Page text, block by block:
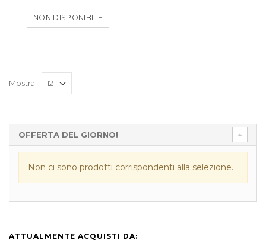
NON DISPONIBILE
Mostra:
OFFERTA DEL GIORNO!
Non ci sono prodotti corrispondenti alla selezione.
ATTUALMENTE ACQUISTI DA: